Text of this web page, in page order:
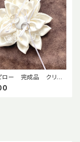
ロー 完成品 クリス
ワー 布花 ドレスサテ